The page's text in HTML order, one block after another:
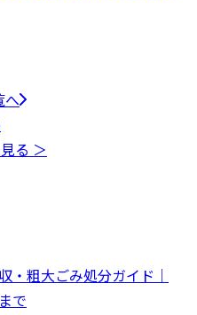
へ
る ＞
・粗大ごみ処分ガイド｜
で